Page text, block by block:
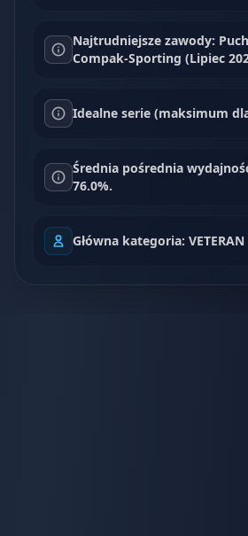
Najtrudniejsze zawody:
Compak-Sporting (Lipiec
Idealne serie (maksimum
Średnia pośrednia
76.0%.
Główna kategoria: